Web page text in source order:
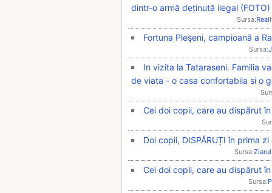
dintr-o armă deținută ilegal (FOTO)
Sursa:
Fortuna Pleşeni, campioană a
Sursa:
In vizita la Tataraseni. Familia
de viata - o casa confortabila si o
Cei doi copii, care au dispărut
Doi copii, DISPĂRUȚI în prima
Sursa:
Cei doi copii, care au dispărut
Sursa: